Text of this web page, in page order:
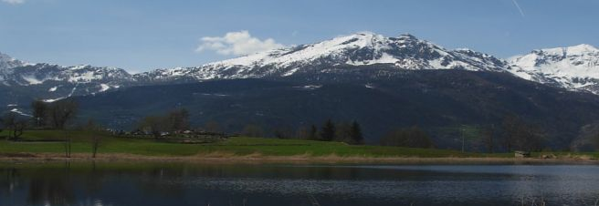
contenuto